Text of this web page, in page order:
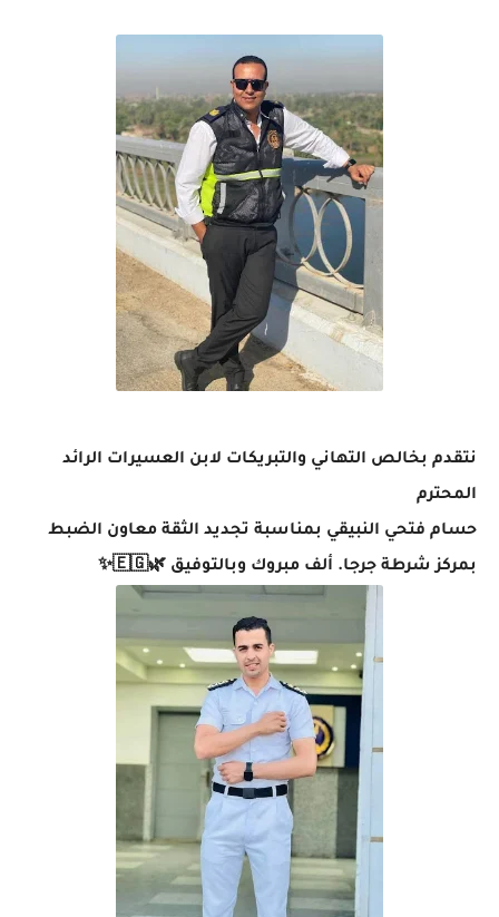
نتقدم بخالص التهاني والتبريكات لابن العسيرات الرائد
المحترم
حسام فتحي النبيقي بمناسبة تجديد الثقة معاون الضبط
بمركز شرطة جرجا. ألف مبروك وبالتوفيق 🌿🇪🇬✨